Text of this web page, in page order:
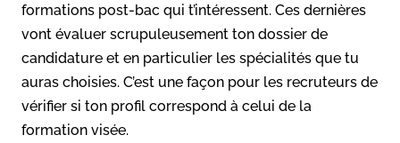
formations post-bac qui t’intéressent. Ces dernières
vont évaluer scrupuleusement ton dossier de
candidature et en particulier les spécialités que tu
auras choisies. C’est une façon pour les recruteurs de
vérifier si ton profil correspond à celui de la
formation visée.